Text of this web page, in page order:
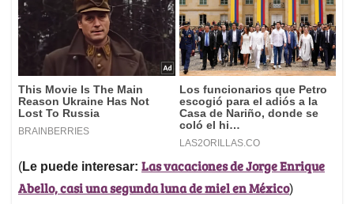
(Le puede interesar: Las vacaciones de Jorge Enrique
Abello, casi una segunda luna de miel en México)